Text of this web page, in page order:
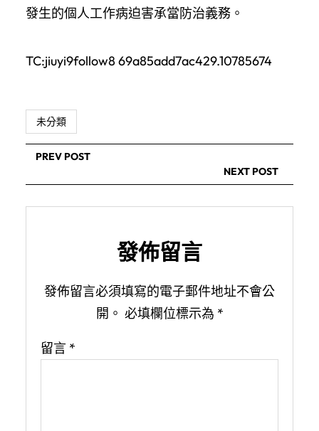
發生的個人工作病迫害承當防治義務。
TC:jiuyi9follow8 69a85add7ac429.10785674
未分類
PREV POST
NEXT POST
發佈留言
發佈留言必須填寫的電子郵件地址不會公
開。 必填欄位標示為 *
留言 *